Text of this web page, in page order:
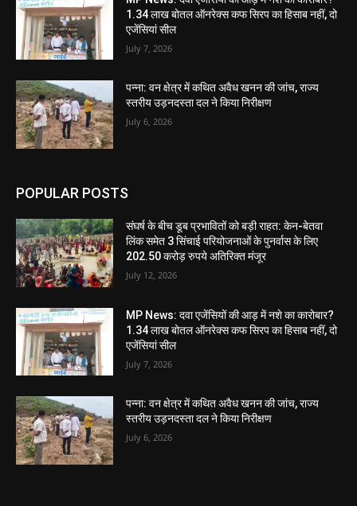
1.34 लाख बोतल ऑनरेक्स कफ सिरप का हिसाब नहीं, दो
एजेंसियां सील
July 7, 2026
पन्ना: वन क्षेत्र में कथित अवैध खनन की जांच, राज्य
स्तरीय उड़नदस्ता दल ने किया निरीक्षण
July 6, 2026
POPULAR POSTS
संघर्ष के बीच डूब प्रभावितों को बड़ी राहत: केन-बेतवा
लिंक समेत 3 सिंचाई परियोजनाओं के पुनर्वास के लिए
202.50 करोड़ रुपये अतिरिक्त मंजूर
July 12, 2026
MP News: दवा एजेंसियों की आड़ में नशे का कारोबार?
1.34 लाख बोतल ऑनरेक्स कफ सिरप का हिसाब नहीं, दो
एजेंसियां सील
July 7, 2026
पन्ना: वन क्षेत्र में कथित अवैध खनन की जांच, राज्य
स्तरीय उड़नदस्ता दल ने किया निरीक्षण
July 6, 2026